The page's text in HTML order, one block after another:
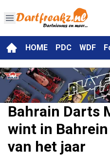
HOME PDC WDF
Bahrain Darts
wint in
van het jaar